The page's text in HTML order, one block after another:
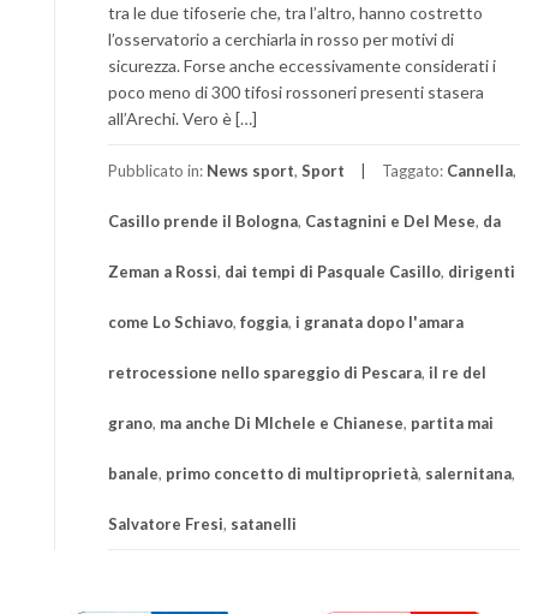
tra le due tifoserie che, tra l’altro, hanno costretto
l’osservatorio a cerchiarla in rosso per motivi di
sicurezza. Forse anche eccessivamente considerati i
poco meno di 300 tifosi rossoneri presenti stasera
all’Arechi. Vero è […]
Pubblicato in: News sport, Sport Taggato: Cannella,
Casillo prende il Bologna, Castagnini e Del Mese, da
Zeman a Rossi, dai tempi di Pasquale Casillo, dirigenti
come Lo Schiavo, foggia, i granata dopo l'amara
retrocessione nello spareggio di Pescara, il re del
grano, ma anche Di MIchele e Chianese, partita mai
banale, primo concetto di multiproprietà, salernitana,
Salvatore Fresi, satanelli